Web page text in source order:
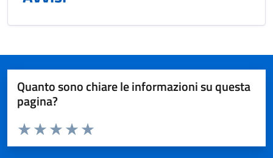
Quanto sono chiare le informazioni su questa
pagina?
Valuta da 1 a 5 stelle la pagina
Valuta 5 stelle su 5
Valuta 4 stelle su 5
Valuta 3 stelle su 5
Valuta 2 stelle su 5
Valuta 1 stelle su 5